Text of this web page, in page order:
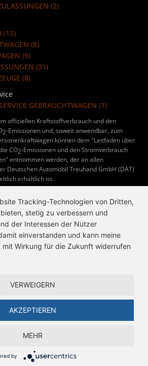
(2)
(15)
(8)
(9)
(31)
(8)
GEBRAUCHTWAGEN (1)
offiziellen Kraftstoffverbrauch und den
2-Emissionen und, soweit anwendbar, zum
können dem "Leitfaden über
CO2-Emissionen und den Stromverbrauch
entnommen werden, der an allen
Deutschen Automobil Treuhand GmbH (DAT)
erhältlich ist.
Tracking-Technologien von Dritten,
stetig zu verbessern und
der Interessen der Nutzer
einverstanden und kann meine
mit Wirkung für die Zukunft widerrufen
VERWEIGERN
AKZEPTIEREN
MEHR
by